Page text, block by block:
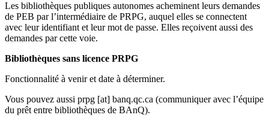
Les bibliothèques publiques autonomes acheminent leurs demandes
de PEB par l’intermédiaire de PRPG, auquel elles se connectent
avec leur identifiant et leur mot de passe. Elles reçoivent aussi des
demandes par cette voie.
Bibliothèques sans licence PRPG
Fonctionnalité à venir et date à déterminer.
Vous pouvez aussi prpg [at] banq.qc.ca (communiquer avec l’équipe
du prêt entre bibliothèques de BAnQ).